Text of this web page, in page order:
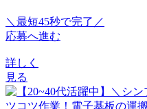
＼最短45秒で完了／
応募へ進む
詳しく
見る